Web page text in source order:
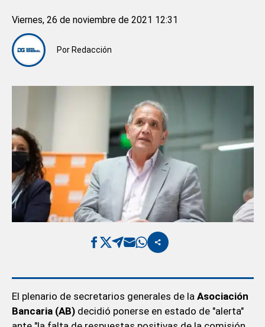
Por Redacción
Viernes, 26 de noviembre de 2021 12:31
El plenario de secretarios generales de la Asociación
Bancaria (AB) decidió ponerse en estado de "alerta"